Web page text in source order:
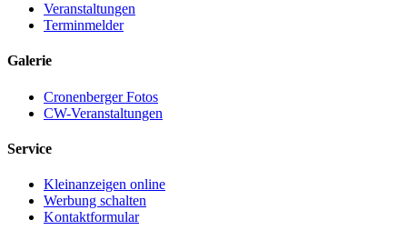
Veranstaltungen
Terminmelder
Galerie
Cronenberger Fotos
CW-Veranstaltungen
Service
Kleinanzeigen online
Werbung schalten
Kontaktformular